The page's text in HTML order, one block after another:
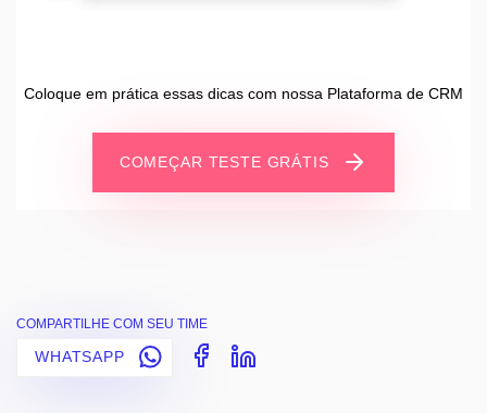
Coloque em prática essas dicas com nossa Plataforma de CRM
COMEÇAR TESTE GRÁTIS
COMPARTILHE COM SEU TIME
WHATSAPP